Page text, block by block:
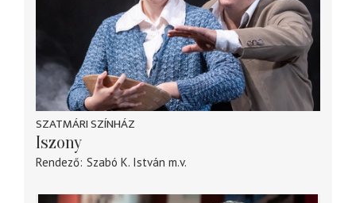
SZATMÁRI SZÍNHÁZ
Iszony
Rendező Szabó K. István m.v.